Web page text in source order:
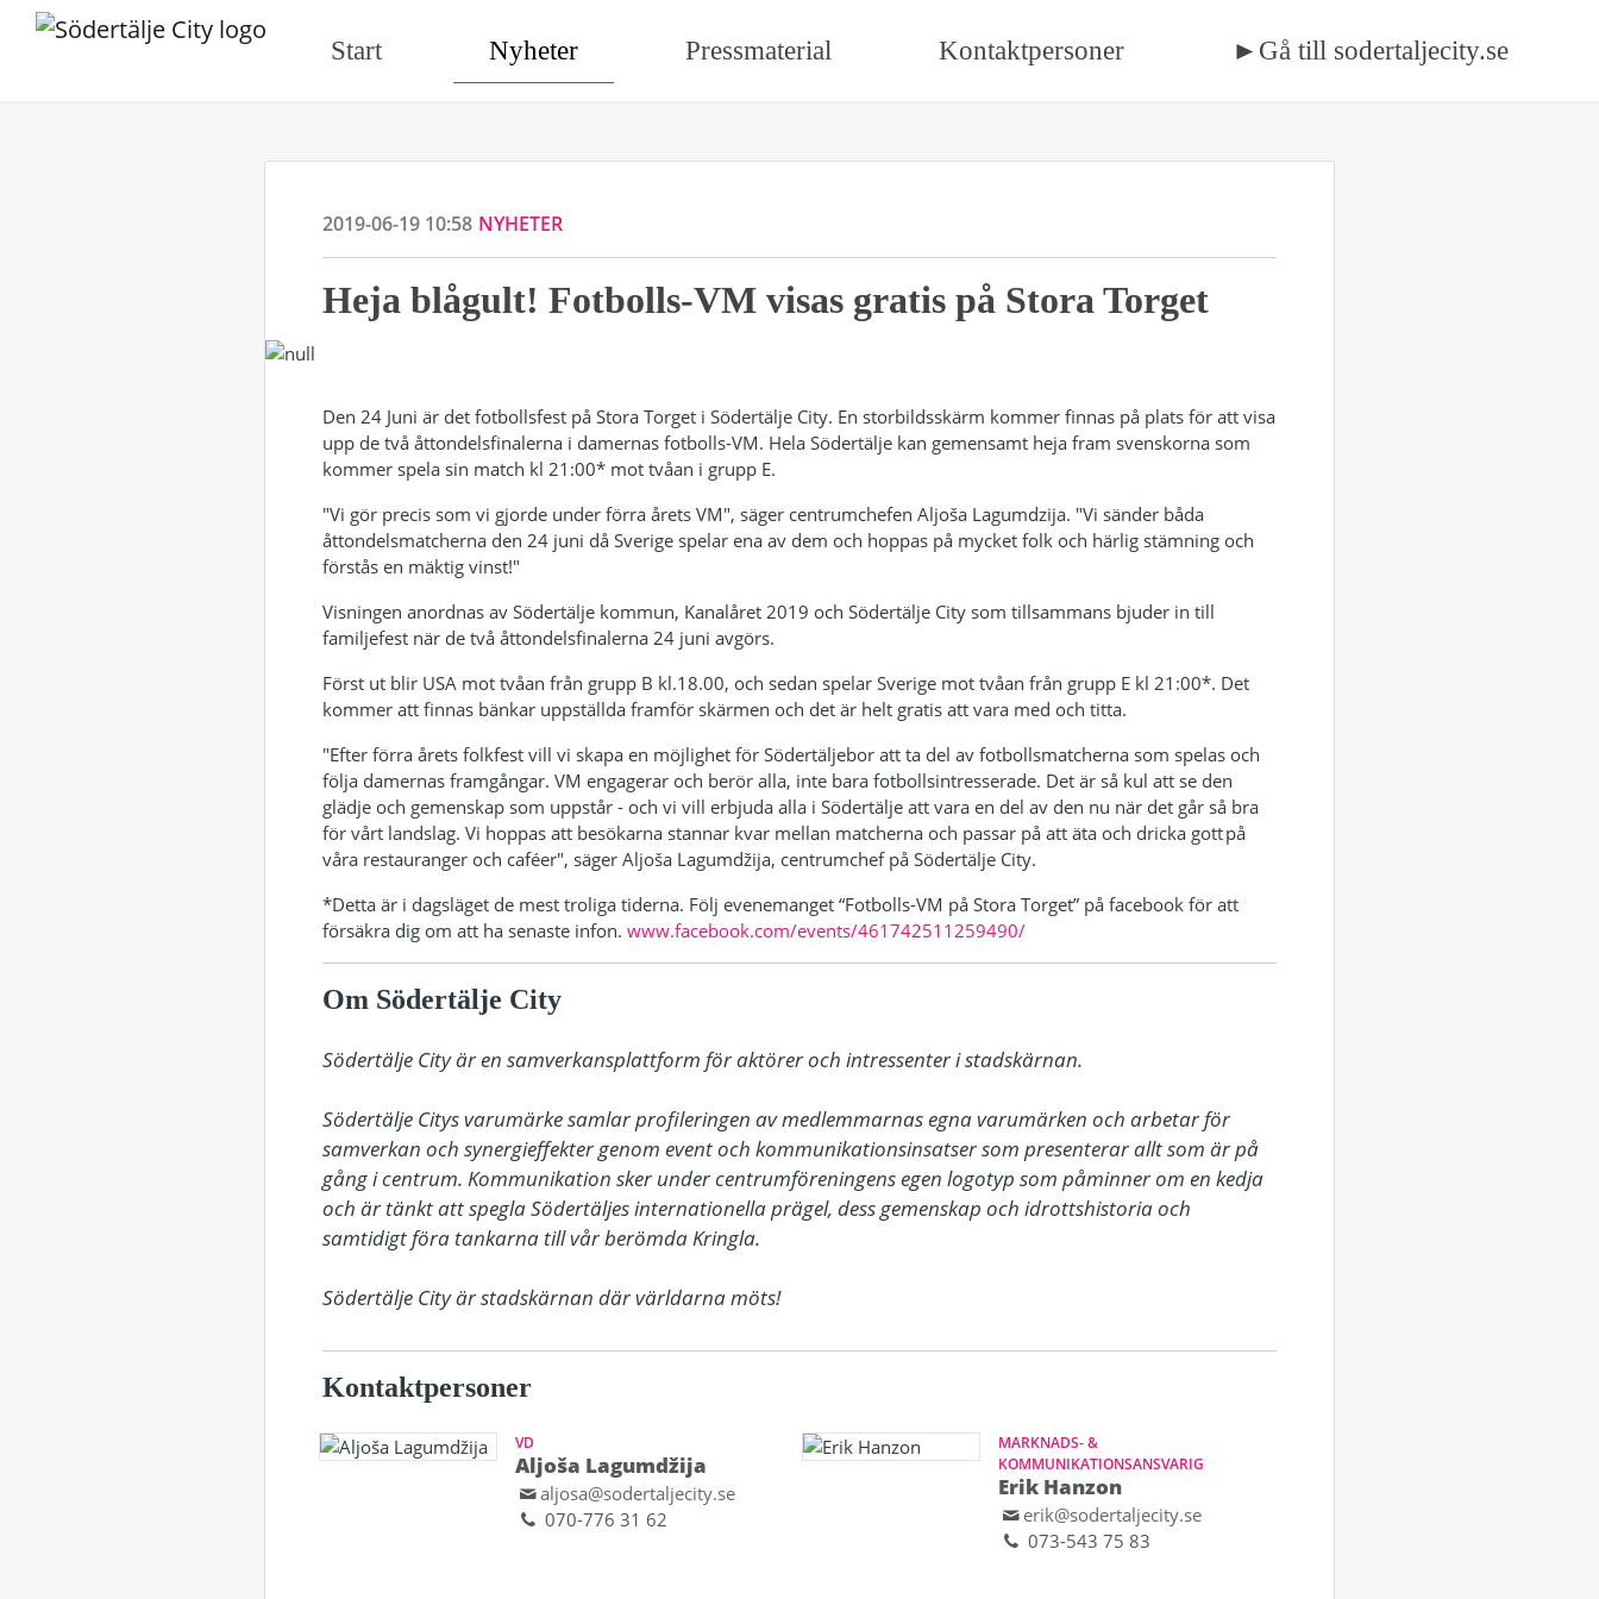
Start Nyheter Pressmaterial Kontaktpersoner ►Gå till sodertaljecity.se
2019-06-19 10:58 NYHETER
Heja blågult! Fotbolls-VM visas gratis på Stora Torget
Den 24 Juni är det fotbollsfest på Stora Torget i Södertälje City. En storbildsskärm kommer finnas på plats för att visa
upp de två åttondelsfinalerna i damernas fotbolls-VM. Hela Södertälje kan gemensamt heja fram svenskorna som
kommer spela sin match kl 21:00* mot tvåan i grupp E.
"Vi gör precis som vi gjorde under förra årets VM", säger centrumchefen Aljoša Lagumdzija. "Vi sänder båda
åttondelsmatcherna den 24 juni då Sverige spelar ena av dem och hoppas på mycket folk och härlig stämning och
förstås en mäktig vinst!"
Visningen anordnas av Södertälje kommun, Kanalåret 2019 och Södertälje City som tillsammans bjuder in till
familjefest när de två åttondelsfinalerna 24 juni avgörs.
Först ut blir USA mot tvåan från grupp B kl.18.00, och sedan spelar Sverige mot tvåan från grupp E kl 21:00*. Det
kommer att finnas bänkar uppställda framför skärmen och det är helt gratis att vara med och titta.
"Efter förra årets folkfest vill vi skapa en möjlighet för Södertäljebor att ta del av fotbollsmatcherna som spelas och
följa damernas framgångar. VM engagerar och berör alla, inte bara fotbollsintresserade. Det är så kul att se den
glädje och gemenskap som uppstår - och vi vill erbjuda alla i Södertälje att vara en del av den nu när det går så bra
för vårt landslag. Vi hoppas att besökarna stannar kvar mellan matcherna och passar på att äta och dricka gott på
våra restauranger och caféer", säger Aljoša Lagumdžija, centrumchef på Södertälje City.
*Detta är i dagsläget de mest troliga tiderna. Följ evenemanget “Fotbolls-VM på Stora Torget” på facebook för att
försäkra dig om att ha senaste infon. www.facebook.com/events/461742511259490/
Om Södertälje City
Södertälje City är en samverkansplattform för aktörer och intressenter i stadskärnan.
Södertälje Citys varumärke samlar profileringen av medlemmarnas egna varumärken och arbetar för
samverkan och synergieffekter genom event och kommunikationsinsatser som presenterar allt som är på
gång i centrum. Kommunikation sker under centrumföreningens egen logotyp som påminner om en kedja
och är tänkt att spegla Södertäljes internationella prägel, dess gemenskap och idrottshistoria och
samtidigt föra tankarna till vår berömda Kringla.
Södertälje City är stadskärnan där världarna möts!
Kontaktpersoner
VD
Aljoša Lagumdžija
aljosa@sodertaljecity.se
070-776 31 62
MARKNADS- &
KOMMUNIKATIONSANSVARIG
Erik Hanzon
erik@sodertaljecity.se
073-543 75 83